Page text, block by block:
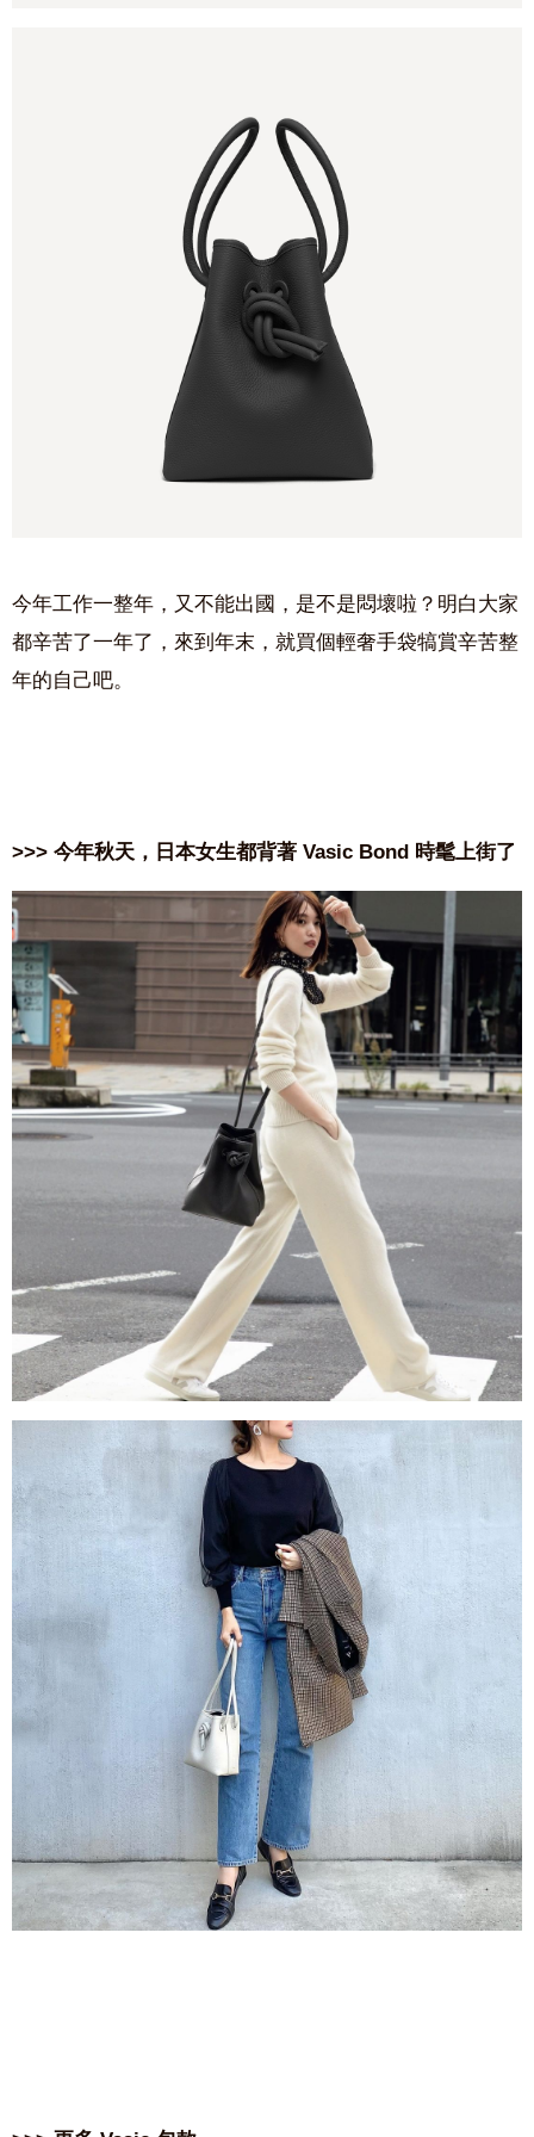
今年工作一整年，又不能出國，是不是悶壞啦？明白大家
都辛苦了一年了，來到年末，就買個輕奢手袋犒賞辛苦整
年的自己吧。
>>> 今年秋天，日本女生都背著 Vasic Bond 時髦上街了